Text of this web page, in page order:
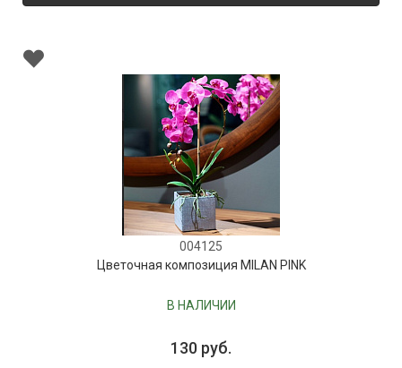
004125
Цветочная композиция MILAN PINK
В НАЛИЧИИ
130 руб.